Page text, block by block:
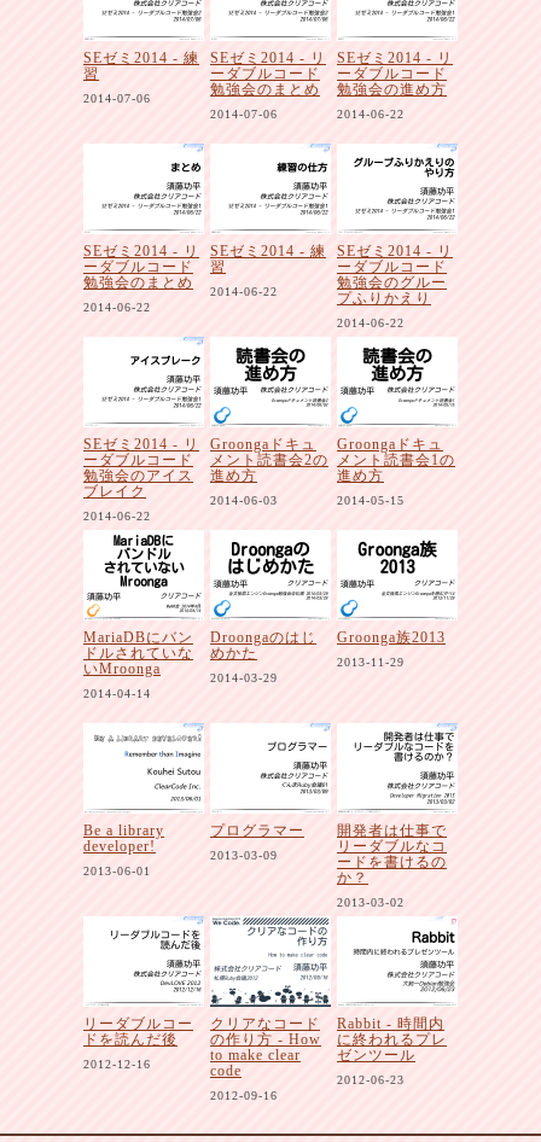
SEゼミ2014 - 練
習
2014-07-06
SEゼミ2014 - リ
ーダブルコード
勉強会のまとめ
2014-07-06
SEゼミ2014 - リ
ーダブルコード
勉強会の進め方
2014-06-22
SEゼミ2014 - リ
ーダブルコード
勉強会のまとめ
2014-06-22
SEゼミ2014 - 練
習
2014-06-22
SEゼミ2014 - リ
ーダブルコード
勉強会のグルー
プふりかえり
2014-06-22
SEゼミ2014 - リ
ーダブルコード
勉強会のアイス
ブレイク
2014-06-22
Groongaドキュ
メント読書会2の
進め方
2014-06-03
Groongaドキュ
メント読書会1の
進め方
2014-05-15
MariaDBにバン
ドルされていな
いMroonga
2014-04-14
Droongaのはじ
めかた
2014-03-29
Groonga族2013
2013-11-29
Be a library
developer!
2013-06-01
プログラマー
2013-03-09
開発者は仕事で
リーダブルなコ
ードを書けるの
か？
2013-03-02
リーダブルコー
ドを読んだ後
2012-12-16
クリアなコード
の作り方 - How
to make clear
code
2012-09-16
Rabbit - 時間内
に終われるプレ
ゼンツール
2012-06-23